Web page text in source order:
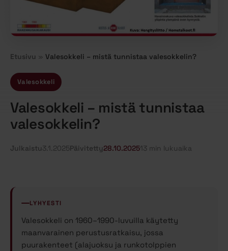
Etusivu » Valesokkeli – mistä tunnistaa valesokkelin?
Valesokkeli
Valesokkeli – mistä tunnistaa
valesokkelin?
Julkaistu3.1.2025Päivitetty28.10.202513 min lukuaika
LYHYESTI
Valesokkeli on 1960–1990-luvuilla käytetty
maanvarainen perustusratkaisu, jossa
puurakenteet (alajuoksu ja runkotolppien